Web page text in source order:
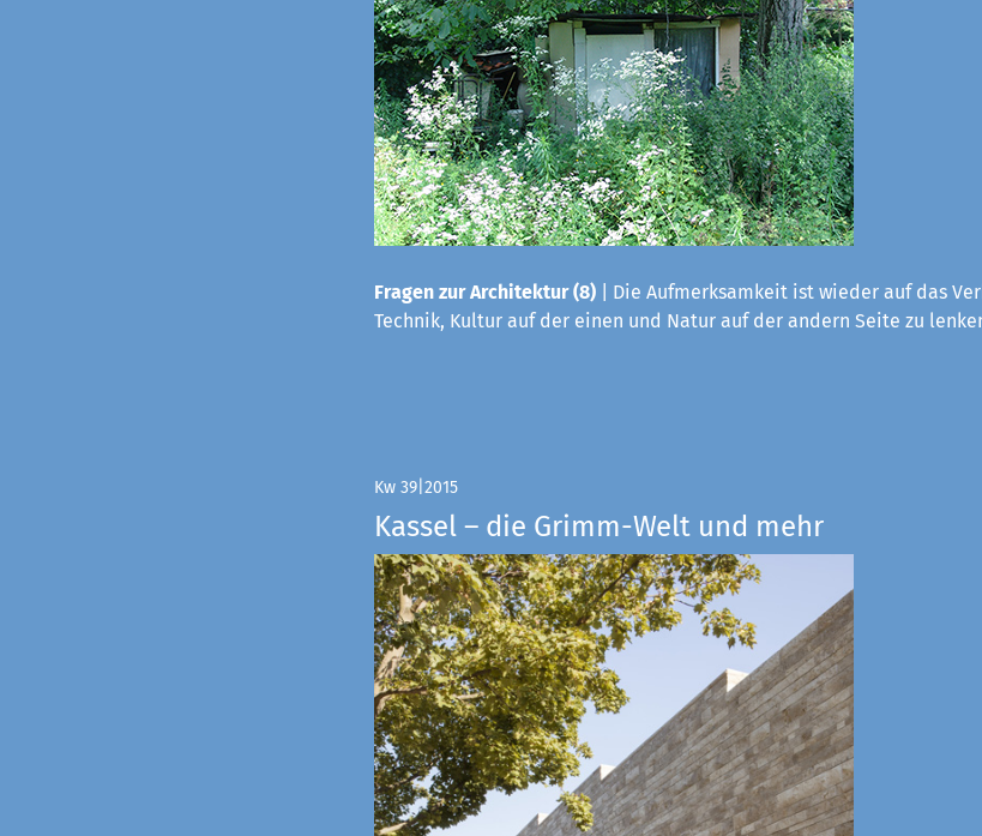
Fragen zur Architektur (8) | Die Aufmerksamkeit ist wieder auf das
Technik, Kultur auf der einen und Natur auf der andern Seite zu
Kw 39|2015
Kassel – die Grimm-Welt und mehr